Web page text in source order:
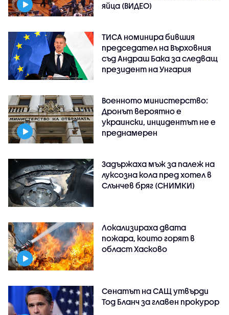
яйца (ВИДЕО)
ТИСА номинира бившия
председател на Върховния
съд Андраш Бака за следващ
президент на Унгария
Военното министерство:
Дронът вероятно е
украински, инцидентът не е
преднамерен
Задържаха мъж за палеж на
луксозна кола пред хотел в
Слънчев бряг (СНИМКИ)
Локализираха двата
пожара, които горят в
област Хасково
Сенатът на САЩ утвърди
Тод Бланч за главен прокурор